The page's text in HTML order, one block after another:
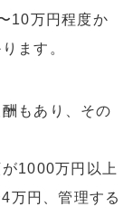
10万円程度か
ます。
もあり、その
1000万円以上
万円、管理する